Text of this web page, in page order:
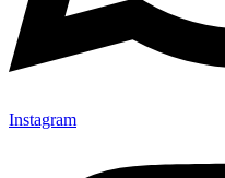
Instagram